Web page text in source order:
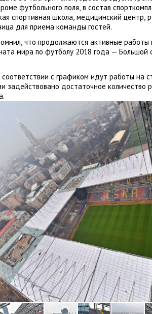
футбольного поля, в состав
спортивная школа, медицинский центр,
для приема команды гостей.
, что продолжаются активные работы
мира по футболу 2018 года — Большой
с графиком идут работы на
задействовано достаточное количество